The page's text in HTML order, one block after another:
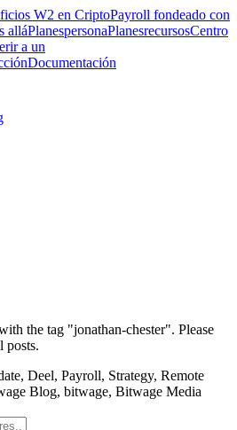
W2 en CriptoPayroll fondeado con
alláPlanespersonaPlanesrecursosCentro
a un
Documentación
the tag "jonathan-chester". Please
posts.
Deel, Payroll, Strategy, Remote
Blog, bitwage, Bitwage Media